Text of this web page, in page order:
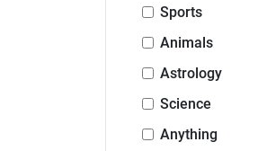
Sports
Animals
Astrology
Science
Anything